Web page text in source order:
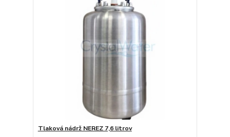
Tlaková nádrž NEREZ 7,6 litrov